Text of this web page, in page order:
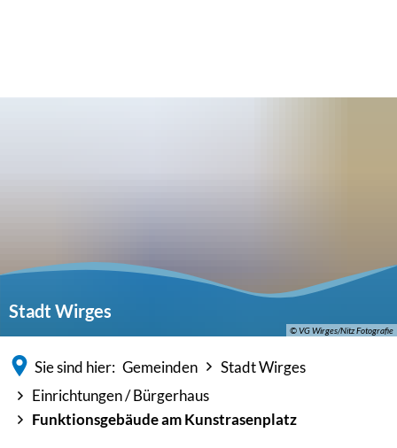
© VG Wirges/Nitz Fotografie
Stadt Wirges
Sie sind hier: Gemeinden
Stadt Wirges
Einrichtungen / Bürgerhaus
Funktionsgebäude am Kunstrasenplatz